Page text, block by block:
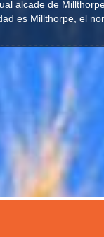
alcade de
es Millthorpe, el